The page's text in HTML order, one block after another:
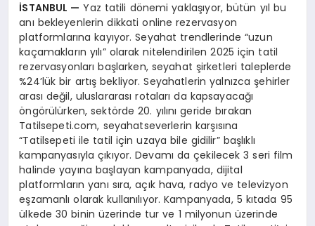
İSTANBUL — Yaz tatili dönemi yaklaşıyor, bütün yıl bu
anı bekleyenlerin dikkati online rezervasyon
platformlarına kayıyor. Seyahat trendlerinde “uzun
kaçamakların yılı” olarak nitelendirilen 2025 için tatil
rezervasyonları başlarken, seyahat şirketleri taleplerde
%24’lük bir artış bekliyor. Seyahatlerin yalnızca şehirler
arası değil, uluslararası rotaları da kapsayacağı
öngörülürken, sektörde 20. yılını geride bırakan
Tatilsepeti.com, seyahatseverlerin karşısına
“Tatilsepeti ile tatil için uzaya bile gidilir” başlıklı
kampanyasıyla çıkıyor. Devamı da çekilecek 3 seri film
halinde yayına başlayan kampanyada, dijital
platformların yanı sıra, açık hava, radyo ve televizyon
eşzamanlı olarak kullanılıyor. Kampanyada, 5 kıtada 95
ülkede 30 binin üzerinde tur ve 1 milyonun üzerinde